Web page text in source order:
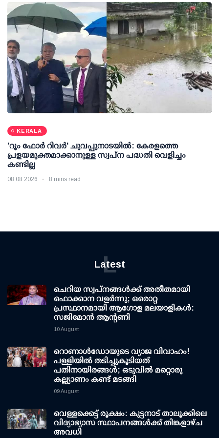
KERALA
'റൂം ഫോര്‍ റിവര്‍' ചുവപ്പുനാടയില്‍: കേരളത്തെ
പ്രളയമുക്തമാക്കാനുള്ള സ്വപ്ന പദ്ധതി വെളിച്ചം
കണ്ടില്ല
08 08 2026 8 mins read
Latest
L
ചെറിയ സ്വപ്നങ്ങൾക്ക് അതീതമായി
ഫൊക്കാന വളർന്നു; ഒരൊറ്റ
പ്രസ്ഥാനമായി ആഗോള മലയാളികൾ:
സജിമോൻ ആന്റണി
10 August
റൊണാള്‍ഡോയുടെ വ്യാജ വിവാഹം!
പള്ളിയില്‍ തടിച്ചുകൂടിയത്
പതിനായിരങ്ങള്‍; ഒടുവില്‍ മറ്റൊരു
കല്ല്യാണം കണ്ട് മടങ്ങി
09 August
വെള്ളക്കെട്ട് രൂക്ഷം: കുട്ടനാട് താലൂക്കിലെ
വിദ്യാഭ്യാസ സ്ഥാപനങ്ങള്‍ക്ക് തിങ്കളാഴ്ച
അവധി